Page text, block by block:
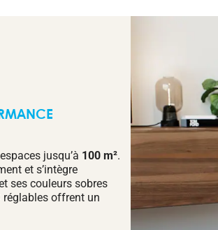
jusqu’à 100 m².
et s’intègre
ses couleurs sobres
réglables offrent un